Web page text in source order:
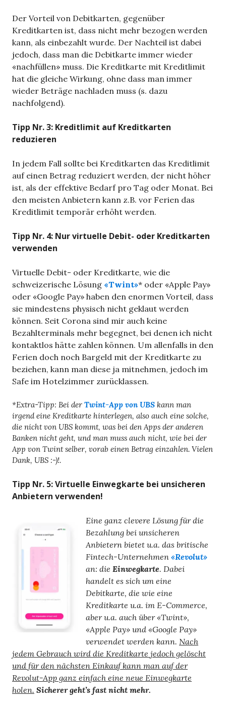
Der Vorteil von Debitkarten, gegenüber
Kreditkarten ist, dass nicht mehr bezogen werden
kann, als einbezahlt wurde. Der Nachteil ist dabei
jedoch, dass man die Debitkarte immer wieder
«nachfüllen» muss. Die Kreditkarte mit Kreditlimit
hat die gleiche Wirkung, ohne dass man immer
wieder Beträge nachladen muss (s. dazu
nachfolgend).
Tipp Nr. 3: Kreditlimit auf Kreditkarten
reduzieren
In jedem Fall sollte bei Kreditkarten das Kreditlimit
auf einen Betrag reduziert werden, der nicht höher
ist, als der effektive Bedarf pro Tag oder Monat. Bei
den meisten Anbietern kann z.B. vor Ferien das
Kreditlimit temporär erhöht werden.
Tipp Nr. 4: Nur virtuelle Debit- oder Kreditkarten
verwenden
Virtuelle Debit- oder Kreditkarte, wie die
schweizerische Lösung «Twint»* oder «Apple Pay»
oder «Google Pay» haben den enormen Vorteil, dass
sie mindestens physisch nicht geklaut werden
können. Seit Corona sind mir auch keine
Bezahlterminals mehr begegnet, bei denen ich nicht
kontaktlos hätte zahlen können. Um allenfalls in den
Ferien doch noch Bargeld mit der Kreditkarte zu
beziehen, kann man diese ja mitnehmen, jedoch im
Safe im Hotelzimmer zurücklassen.
*Extra-Tipp: Bei der Twint-App von UBS kann man
irgend eine Kreditkarte hinterlegen, also auch eine solche,
die nicht von UBS kommt, was bei den Apps der anderen
Banken nicht geht, und man muss auch nicht, wie bei der
App von Twint selber, vorab einen Betrag einzahlen. Vielen
Dank, UBS :-)!.
Tipp Nr. 5: Virtuelle Einwegkarte bei unsicheren
Anbietern verwenden!
Eine ganz clevere Lösung für die
Bezahlung bei unsicheren
Anbietern bietet u.a. das britische
Fintech-Unternehmen «Revolut»
an: die Einwegkarte. Dabei
handelt es sich um eine
Debitkarte, die wie eine
Kreditkarte u.a. im E-Commerce,
aber u.a. auch über «Twint»,
«Apple Pay» und «Google Pay»
verwendet werden kann. Nach
jedem Gebrauch wird die Kreditkarte jedoch gelöscht
und für den nächsten Einkauf kann man auf der
Revolut-App ganz einfach eine neue Einwegkarte
holen. Sicherer geht’s fast nicht mehr.